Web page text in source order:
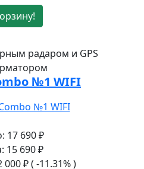
радаром и GPS
№1 WIFI
17 690 ₽
15 690₽
000₽( -11.31% )